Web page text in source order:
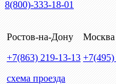
8(800)-333-18-01
Ростов-на-Дону
+7(863) 219-13-13
схема проезда
Москва
+7(495)